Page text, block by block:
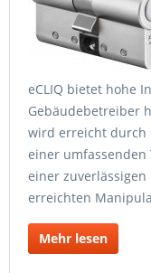
eCLIQ bietet hohe
Gebäudebetreiber
wird erreicht durch
einer
einer
erreichten
Mehr lesen